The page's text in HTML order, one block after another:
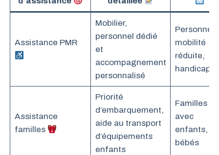
Assistance PMR
Mobilier,
personnel dédié
et
accompagnement
personnalisé
Personnes
mobilité
réduite,
Assistance
familles
Priorité
d’embarquement,
aide au transport
d’équipements
enfants
Familles
avec
enfants,
bébés